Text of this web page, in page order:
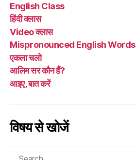
English Class
हिंदी क्लास
Video क्लास
Mispronounced English Words
एकला चलो
आलिम सर कौन हैं?
आइए, बात करें
विषय से खोजें